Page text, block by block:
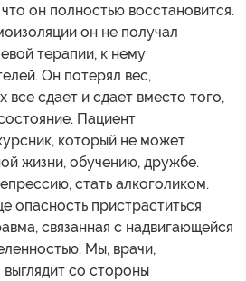
он полностью восстановится.
он не получал
терапии, к нему
Он потерял вес,
все сдает и сдает вместо того,
Пациент
который не может
жизни, обучению, дружбе.
стать алкоголиком.
опасность пристраститься
связанная с надвигающейся
Мы, врачи,
со стороны